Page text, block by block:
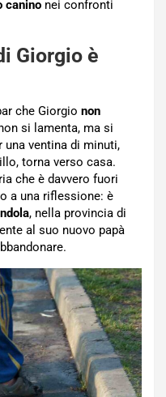
canino nei confronti
Giorgio è
che Giorgio non
si lamenta, ma si
una ventina di minuti,
torna verso casa.
che è davvero fuori
a una riflessione: è
, nella provincia di
al suo nuovo papà